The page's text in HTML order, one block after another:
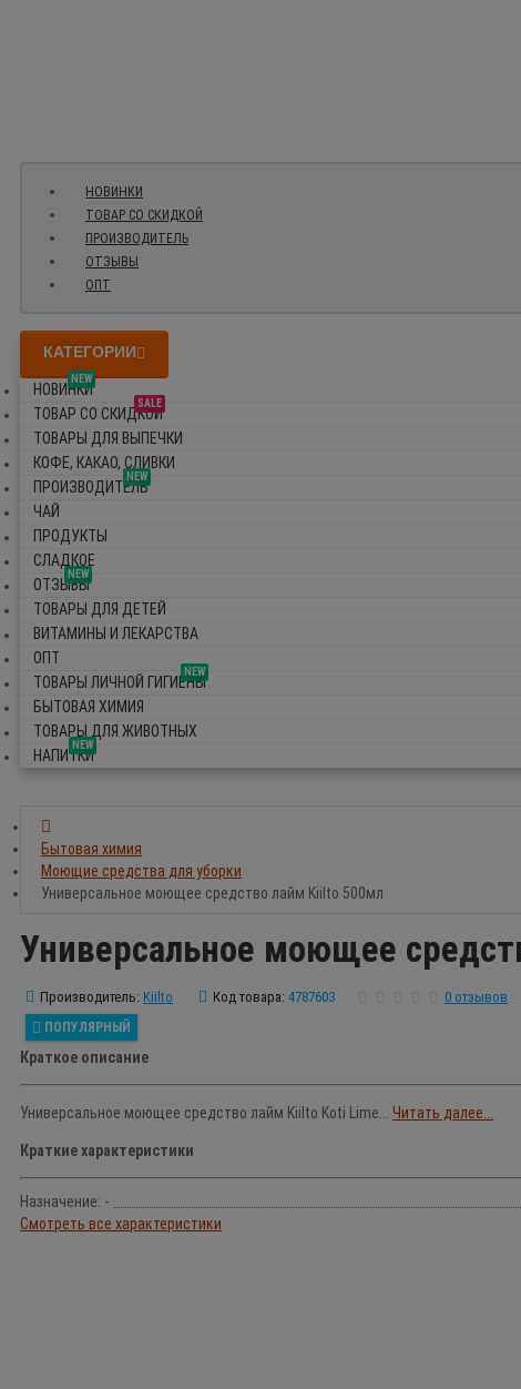
НОВИНКИ
ТОВАР СО СКИДКОЙ
ПРОИЗВОДИТЕЛЬ
ОТЗЫВЫ
ОПТ
КАТЕГОРИИ
NEW
НОВИНКИ
SALE
ТОВАР СО СКИДКОЙ
ТОВАРЫ ДЛЯ ВЫПЕЧКИ
КОФЕ, КАКАО, СЛИВКИ
NEW
ПРОИЗВОДИТЕЛЬ
ЧАЙ
ПРОДУКТЫ
СЛАДКОЕ
NEW
ОТЗЫВЫ
ТОВАРЫ ДЛЯ ДЕТЕЙ
ВИТАМИНЫ И ЛЕКАРСТВА
ОПТ
NEW
ТОВАРЫ ЛИЧНОЙ ГИГИЕНЫ
БЫТОВАЯ ХИМИЯ
ТОВАРЫ ДЛЯ ЖИВОТНЫХ
NEW
НАПИТКИ
Бытовая химия
Моющие средства для уборки
Универсальное моющее средство лайм Kiilto 500мл
Универсальное моющее
Производитель: Kiilto Код товара: 4787603 0 отзывов
ПОПУЛЯРНЫЙ
Краткое описание
Универсальное моющее средство лайм Kiilto Koti Lime... Читать далее...
Краткие характеристики
Назначение: -
Смотреть все характеристики